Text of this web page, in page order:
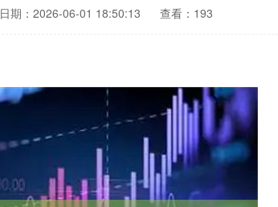
日期：2026-06-01 18:50:13 查看：193